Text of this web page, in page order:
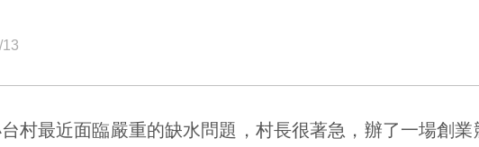
最近面臨嚴重的缺水問題，村長很著急，辦了一場創業